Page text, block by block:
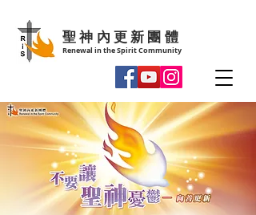
聖神內更新團體
Renewal in the Spirit Community